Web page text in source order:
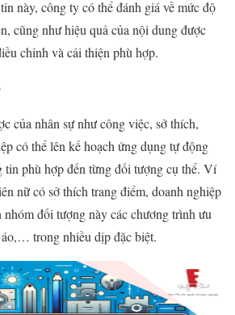
này, công ty có thể đánh giá về mức độ
cũng như hiệu quả của nội dung được
chỉnh và cải thiện phù hợp.
của nhân sự như công việc, sở thích,
có thể lên kế hoạch ứng dụng tự động
tin phù hợp đến từng đối tượng cụ thể. Ví
nữ có sở thích trang điểm, doanh nghiệp
đối tượng này các chương trình ưu
trong nhiều dịp đặc biệt.